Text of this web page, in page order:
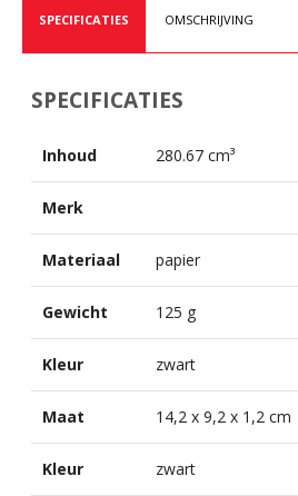
SPECIFICATIES OMSCHRIJVING
SPECIFICATIES
Inhoud 280.67 cm³
Merk
Materiaal papier
Gewicht 125 g
Kleur zwart
Maat 14,2 x 9,2 x 1,2 cm
Kleur zwart